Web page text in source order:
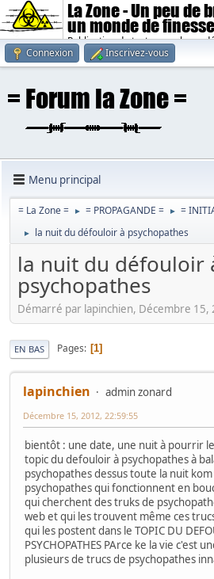
La Zone - Un peu de
un monde de finesse
Publication de textes sombres,
Connexion
Inscrivez-vous
Menu principal
= La Zone = ► = PROPAGANDE = ► =
► la nuit du défouloir à psychopathes
la nuit du défouloir
psychopathes
Démarré par lapinchien, Décembre 15,
EN BAS Pages 1
lapinchien admin zonard
Décembre 15, 2012, 22:59:55
bientôt : une date, une nuit à pourrir
topic du defouloir à psychopathes à
psychopathes dessus toute la nuit
psychopathes qui fonctionnent en
qui cherchent des truks de
web et qui les trouvent même ces
qui les postent dans le TOPIC DU
PSYCHOPATHES PArce ke la vie c'est
plusieurs de trucs de psychopathes